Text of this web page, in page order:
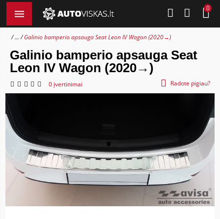
0
... Galinio bamperio apsauga Seat Leon IV Wagon (2020→)
Galinio bamperio apsauga Seat
Leon IV Wagon (2020→)
0 įvertinimai Radote pigiau?